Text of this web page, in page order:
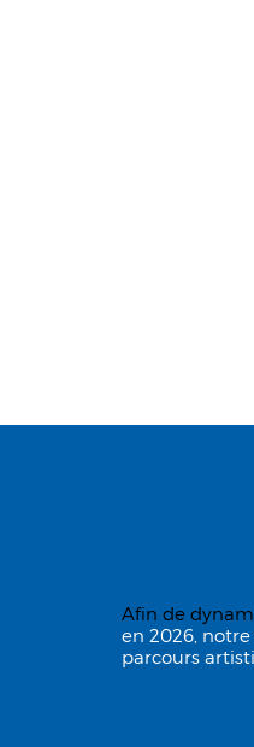
Afin de
en 2026,
parcours